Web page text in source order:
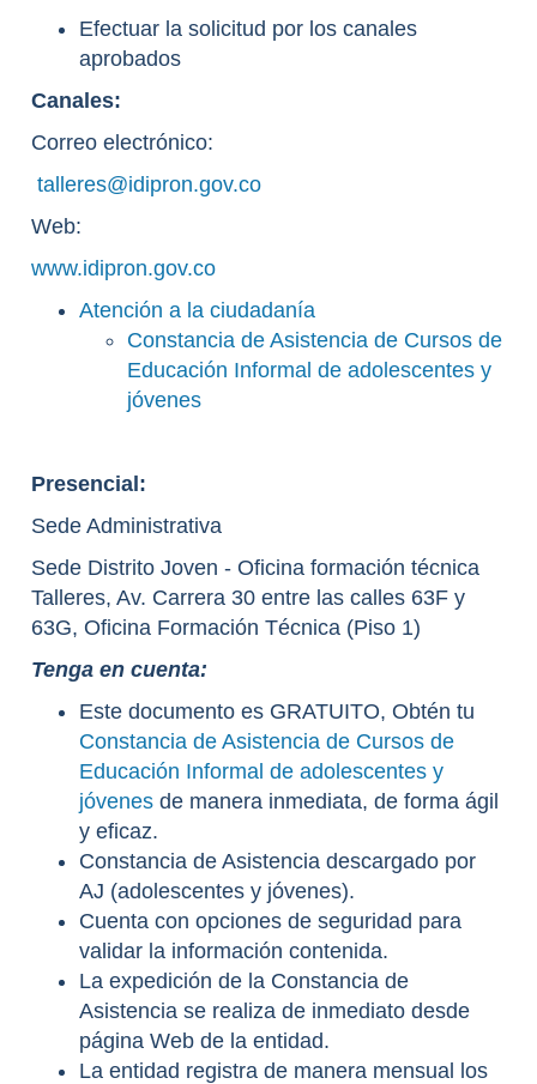
Efectuar la solicitud por los canales
aprobados
Canales:
Correo electrónico:
talleres@idipron.gov.co
Web:
www.idipron.gov.co
Atención a la ciudadanía
Constancia de Asistencia de Cursos de
Educación Informal de adolescentes y
jóvenes
Presencial:
Sede Administrativa
Sede Distrito Joven - Oficina formación técnica
Talleres, Av. Carrera 30 entre las calles 63F y
63G, Oficina Formación Técnica (Piso 1)
Tenga en cuenta:
Este documento es GRATUITO, Obtén tu
Constancia de Asistencia de Cursos de
Educación Informal de adolescentes y
jóvenes de manera inmediata, de forma ágil
y eficaz.
Constancia de Asistencia descargado por
AJ (adolescentes y jóvenes).
Cuenta con opciones de seguridad para
validar la información contenida.
La expedición de la Constancia de
Asistencia se realiza de inmediato desde
página Web de la entidad.
La entidad registra de manera mensual los